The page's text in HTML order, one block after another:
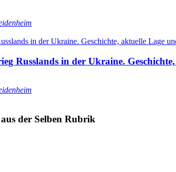
Russlands in der Ukraine.
der Selben Rubrik